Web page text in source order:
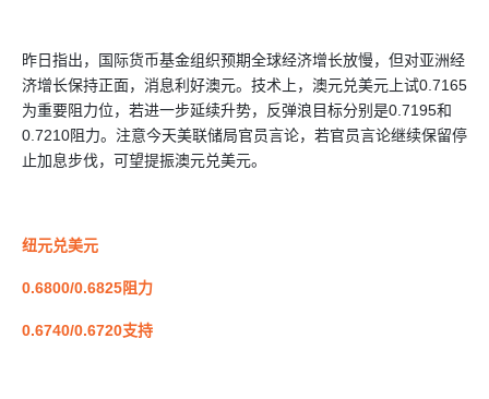
昨日指出，国际货币基金组织预期全球经济增长放慢，但对亚洲经
济增长保持正面，消息利好澳元。技术上，澳元兑美元上试0.7165
为重要阻力位，若进一步延续升势，反弹浪目标分别是0.7195和
0.7210阻力。注意今天美联储局官员言论，若官员言论继续保留停
止加息步伐，可望提振澳元兑美元。
纽元兑美元
0.6800/0.6825阻力
0.6740/0.6720支持